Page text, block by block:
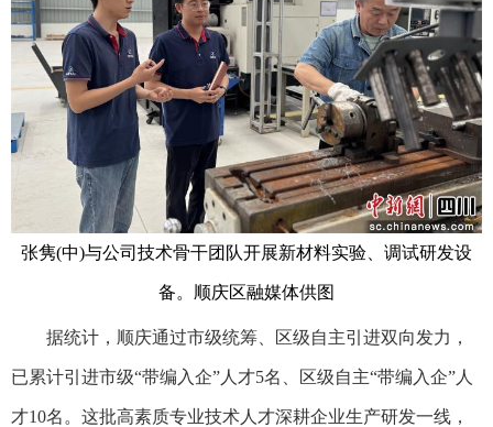
张隽(中)与公司技术骨干团队开展新材料实验、调试研发设
备。顺庆区融媒体供图
据统计，顺庆通过市级统筹、区级自主引进双向发力，
已累计引进市级“带编入企”人才5名、区级自主“带编入企”人
才10名。这批高素质专业技术人才深耕企业生产研发一线，